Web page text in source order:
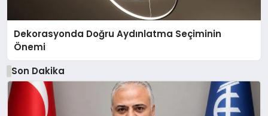
Dekorasyonda Doğru Aydınlatma Seçiminin
Önemi
Son Dakika